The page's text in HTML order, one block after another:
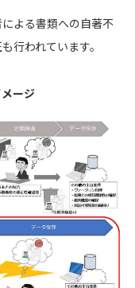
よる書類への自著不
行われています。
ージ